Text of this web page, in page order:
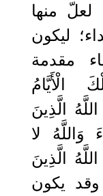
لعلّ منها
ليكون
مقدمة
الْأَيَّامُ
الَّذِينَ
وَاللَّهُ لا
‌الَّذِينَ
وقد يكون